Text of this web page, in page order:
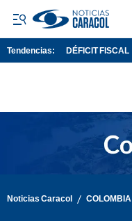
Tendencias: DÉFICIT FISCAL
Noticias Caracol / COLOMBIA